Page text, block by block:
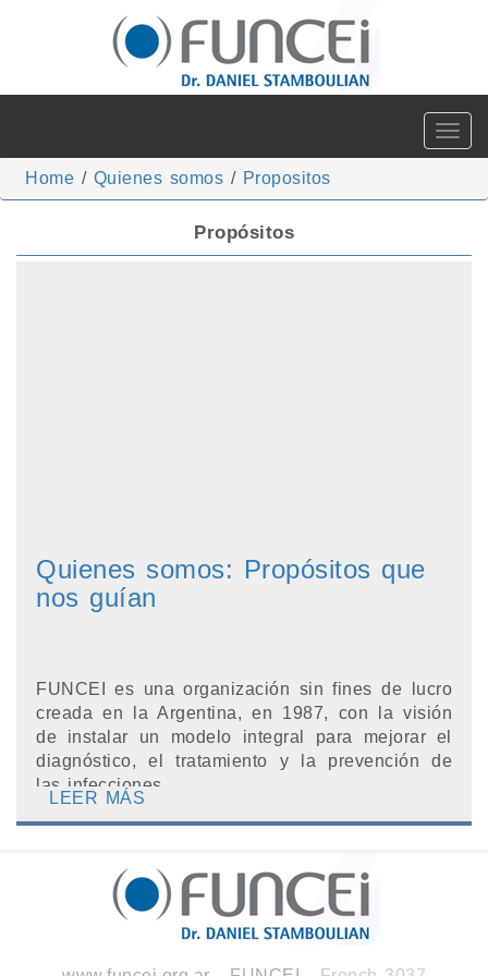
Toggle
Home / Quienes somos / Propositos
Propósitos
Quienes somos: Propósitos que
nos guían
FUNCEI es una organización sin fines de lucro
creada en la Argentina, en 1987, con la visión
de instalar un modelo integral para mejorar el
diagnóstico, el tratamiento y la prevención de
las infecciones. ...
LEER MÁS